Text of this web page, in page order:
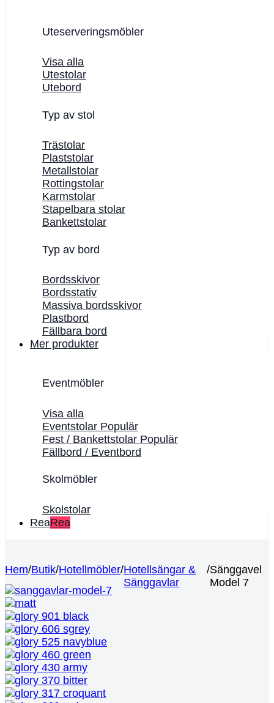
Uteserveringsmöbler
Visa alla
Utestolar
Utebord
Typ av stol
Trästolar
Plaststolar
Metallstolar
Rottingstolar
Karmstolar
Stapelbara stolar
Bankettstolar
Typ av bord
Bordsskivor
Bordsstativ
Massiva bordsskivor
Plastbord
Fällbara bord
Mer produkter
Eventmöbler
Visa alla
Eventstolar
Fest / Bankettstolar
Fällbord / Eventbord
Skolmöbler
Skolstolar
Rea
Hem/Butik/Hotellmöbler/Hotellsängar &
Sänggavlar
/Sänggavel
Model 7